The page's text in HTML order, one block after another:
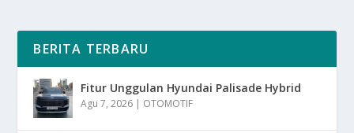
BERITA TERBARU
Fitur Unggulan Hyundai Palisade Hybrid
Agu 7, 2026 OTOMOTIF